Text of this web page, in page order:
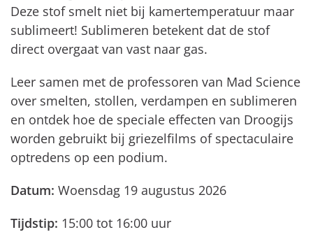
Deze stof smelt niet bij kamertemperatuur maar
sublimeert! Sublimeren betekent dat de stof
direct overgaat van vast naar gas.
Leer samen met de professoren van Mad Science
over smelten, stollen, verdampen en sublimeren
en ontdek hoe de speciale effecten van Droogijs
worden gebruikt bij griezelfilms of spectaculaire
optredens op een podium.
Datum: Woensdag 19 augustus 2026
Tijdstip: 15:00 tot 16:00 uur